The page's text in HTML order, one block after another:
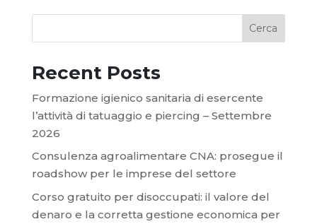
Cerca
Recent Posts
Formazione igienico sanitaria di esercente
l’attività di tatuaggio e piercing – Settembre
2026
Consulenza agroalimentare CNA: prosegue il
roadshow per le imprese del settore
Corso gratuito per disoccupati: il valore del
denaro e la corretta gestione economica per